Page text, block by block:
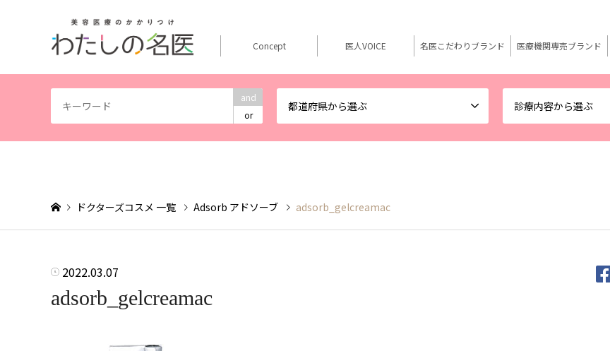
and
or
都道府県から選ぶ 診療内容から選ぶ
Concept 医人VOICE 名医こだわりブランド 医療機関専売ブランド
ドクターズコスメ 一覧 Adsorb アドソーブ adsorb_gelcreamac
2022.03.07
adsorb_gelcreamac